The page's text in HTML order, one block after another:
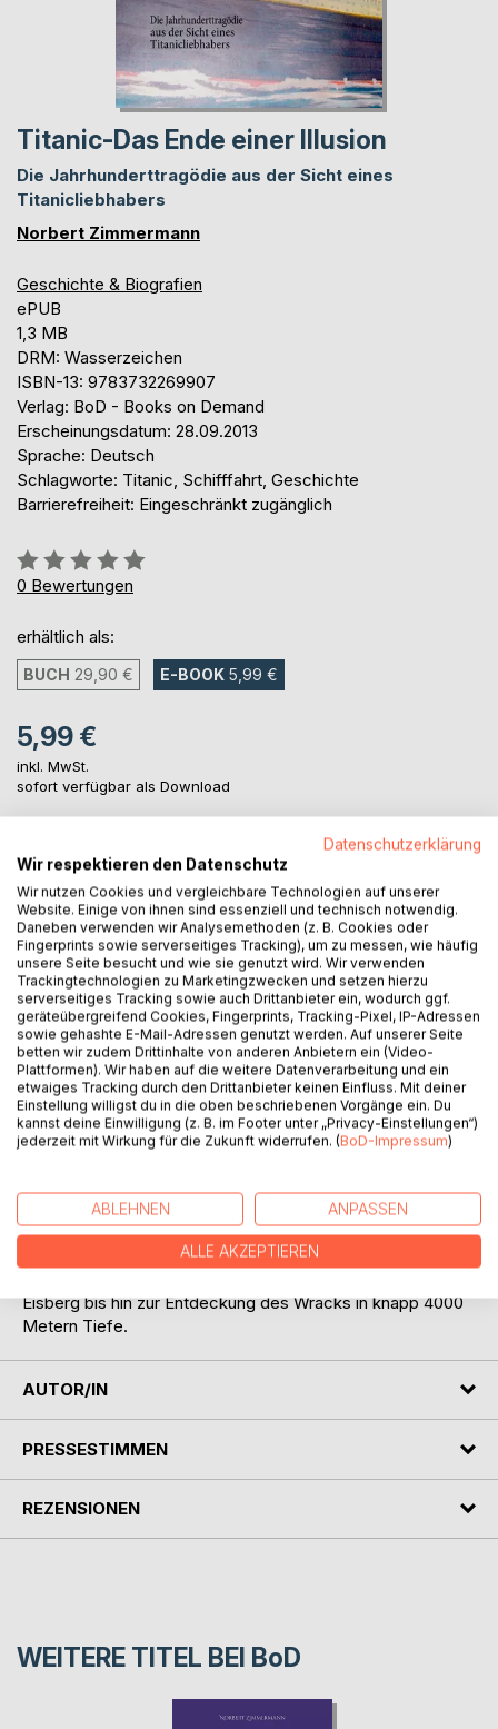
Titanic-Das Ende einer Illusion
Die Jahrhunderttragödie aus der Sicht eines
Titanicliebhabers
Norbert Zimmermann
Geschichte & Biografien
ePUB
1,3 MB
DRM: Wasserzeichen
ISBN-13: 9783732269907
Verlag: BoD - Books on Demand
Erscheinungsdatum: 28.09.2013
Sprache: Deutsch
Schlagworte: Titanic, Schifffahrt, Geschichte
Barrierefreiheit: Eingeschränkt zugänglich
Bewertung::
0%
0 Bewertungen
erhältlich als:
BUCH 29,90 € E-BOOK 5,99 €
5,99 €
inkl. MwSt.
sofort verfügbar als Download
IN DEN WARENKORB
Auf die Merkliste
Titel bewerten
BESCHREIBUNG
1912 um 2.20 Uhr im eisigen Nordatlantik und riss über 1500
Menschen in den Tod. Dieses Buch erzählt die vollständige
Geschichte der Titanic, beginnend bei ihrem Bau, der
Eisberg bis hin zur Entdeckung des Wracks in knapp 4000
Metern Tiefe.
AUTOR/IN
PRESSESTIMMEN
REZENSIONEN
WEITERE TITEL BEI BoD
Datenschutzerklärung
Wir respektieren den Datenschutz
Wir nutzen Cookies und vergleichbare Technologien auf unserer
Website. Einige von ihnen sind essenziell und technisch notwendig.
Daneben verwenden wir Analysemethoden (z. B. Cookies oder
Fingerprints sowie serverseitiges Tracking), um zu messen, wie häufig
unsere Seite besucht und wie sie genutzt wird. Wir verwenden
Trackingtechnologien zu Marketingzwecken und setzen hierzu
serverseitiges Tracking sowie auch Drittanbieter ein, wodurch ggf.
geräteübergreifend Cookies, Fingerprints, Tracking-Pixel, IP-Adressen
sowie gehashte E-Mail-Adressen genutzt werden. Auf unserer Seite
betten wir zudem Drittinhalte von anderen Anbietern ein (Video-
Plattformen). Wir haben auf die weitere Datenverarbeitung und ein
etwaiges Tracking durch den Drittanbieter keinen Einfluss. Mit deiner
Einstellung willigst du in die oben beschriebenen Vorgänge ein. Du
kannst deine Einwilligung (z. B. im Footer unter „Privacy-Einstellungen“)
jederzeit mit Wirkung für die Zukunft widerrufen. (BoD-Impressum)
ABLEHNEN ANPASSEN
ALLE AKZEPTIEREN